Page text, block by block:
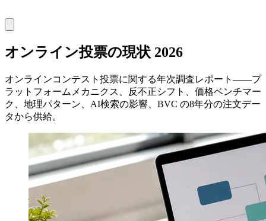
オンライン投票の現状 2026
オンラインコンテスト投票に関する年次調査レポート――プ
ラットフォームメカニクス、反不正シフト、価格ベンチマー
ク、地理パターン、AI検索の影響、BVC の8年分の注文デー
タから供給。